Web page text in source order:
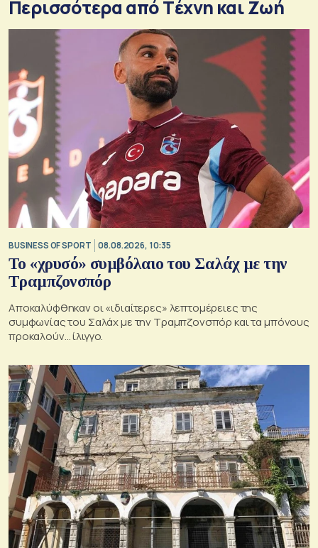
Περισσότερα από Tέχνη και Ζωή
BUSINESS OF SPORT 08.08.2026, 10:35
Το «χρυσό» συμβόλαιο του Σαλάχ με την
Τραμπζονσπόρ
Αποκαλύφθηκαν οι «ιδιαίτερες» λεπτομέρειες της
συμφωνίας του Σαλάχ με την Τραμπζονσπόρ και τα μπόνους
προκαλούν… ίλιγγο.